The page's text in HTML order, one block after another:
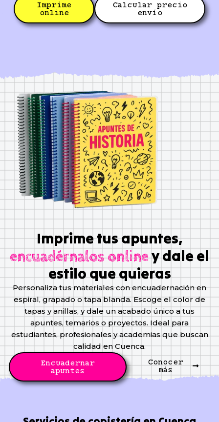
Imprime
online
Calcular precio
envío
Imprime tus apuntes,
encuadérnalos online y dale el
estilo que quieras
Personaliza tus materiales con encuadernación en
espiral, grapado o tapa blanda. Escoge el color de
tapas y anillas, y dale un acabado único a tus
apuntes, temarios o proyectos. Ideal para
estudiantes, profesionales y academias que buscan
calidad en Cuenca.
Encuadernar
apuntes
Conocer
más